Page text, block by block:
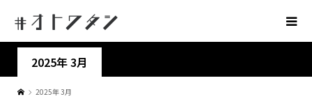
2025年 3月
2025年 3月